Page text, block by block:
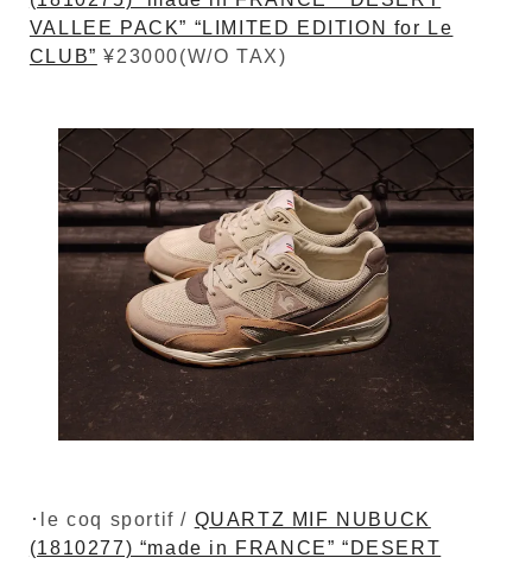
VALLEE PACK” “LIMITED EDITION for Le
CLUB” ¥23000(W/O TAX)
･le coq sportif / QUARTZ MIF NUBUCK
(1810277) “made in FRANCE” “DESERT